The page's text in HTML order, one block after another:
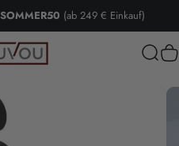
SOMMER50 (ab 249 € Einkauf)